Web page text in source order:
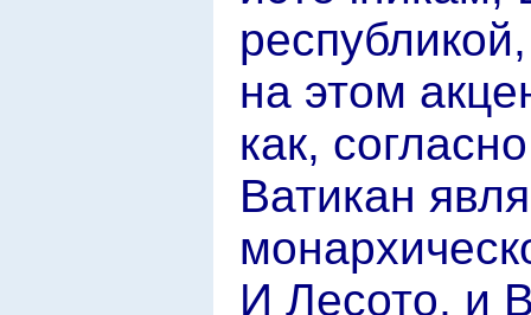
на этом
как,
Ватикан
И Лесото, и